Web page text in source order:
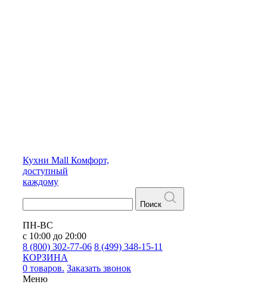
Кухни Mall Комфорт,
доступный
каждому
Поиск
ПН-ВС
с 10:00 до 20:00
8 (800) 302-77-06 8 (499) 348-15-11
КОРЗИНА
0 товаров. Заказать звонок
Меню